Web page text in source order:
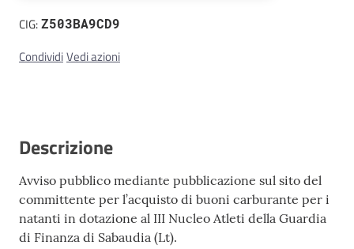
CIG:Z503BA9CD9
CondividiVedi azioni
Descrizione
Avviso pubblico mediante pubblicazione sul sito del
committente per l’acquisto di buoni carburante per i
natanti in dotazione al III Nucleo Atleti della Guardia
di Finanza di Sabaudia (Lt).